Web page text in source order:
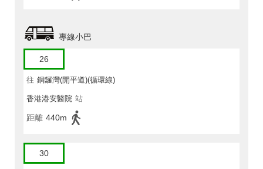
專線小巴
26
往 銅鑼灣(開平道)(循環線)
香港港安醫院 站
距離 440m
30